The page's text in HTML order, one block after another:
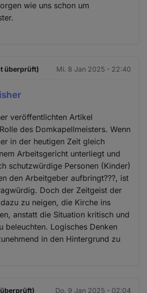
wie uns schon um
überprüft) Mi. 8 Jan 2025 - 22:40
veröffentlichten Artikel
des Domkapellmeisters. Wenn
in der heutigen Zeit gleich
Arbeitsgericht unterliegt und
schutzwürdige Personen (Kinder)
den Arbeitgeber aufbringt???, ist
Doch der Zeitgeist der
zu neigen, die Kirche ins
anstatt die Situation kritisch und
beleuchten. Logisches Denken
in den Hintergrund zu
Do. 9 Jan 2025 - 02:04